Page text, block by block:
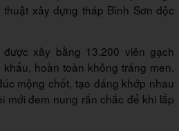
xây dựng tháp Bình Sơn độc
xây bằng 13.200 viên gạch
hoàn toàn không tráng men.
mộng chốt, tạo dáng khớp nhau
mới đem nung rắn chắc để khi lắp